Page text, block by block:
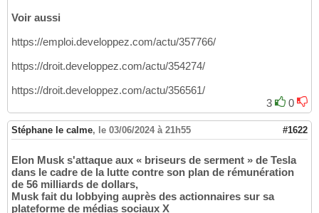
Voir aussi
https://emploi.developpez.com/actu/357766/
https://droit.developpez.com/actu/354274/
https://droit.developpez.com/actu/356561/
3
0
Stéphane le calme, le 03/06/2024 à 21h55 #1622
Elon Musk s'attaque aux « briseurs de serment » de Tesla
dans le cadre de la lutte contre son plan de rémunération
de 56 milliards de dollars,
Musk fait du lobbying auprès des actionnaires sur sa
plateforme de médias sociaux X